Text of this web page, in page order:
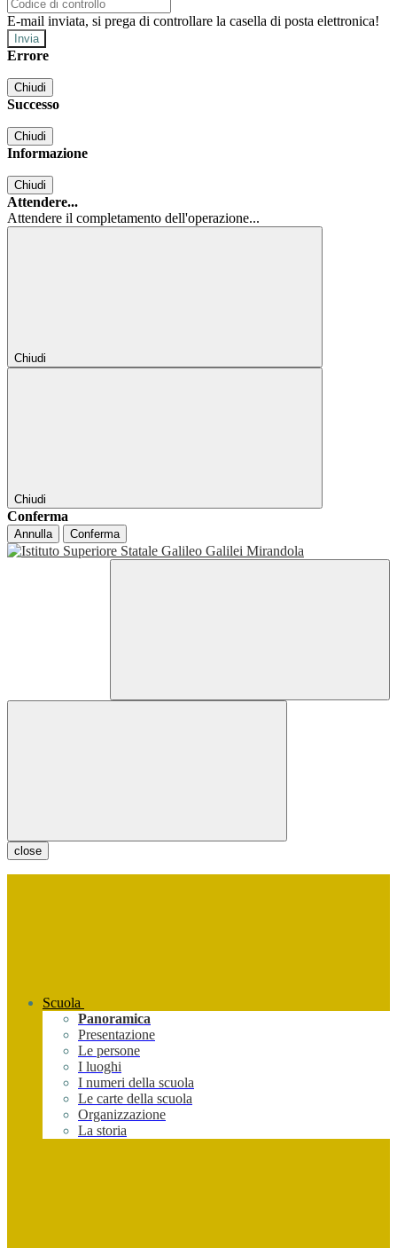
E-mail inviata, si prega di controllare la casella di posta elettronica!
Errore
Chiudi
Successo
Chiudi
Informazione
Chiudi
Attendere...
Attendere il completamento dell'operazione...
Chiudi
Chiudi
Conferma
Annulla Conferma
close
Scuola
Panoramica
Presentazione
Le persone
I luoghi
I numeri della scuola
Le carte della scuola
Organizzazione
La storia